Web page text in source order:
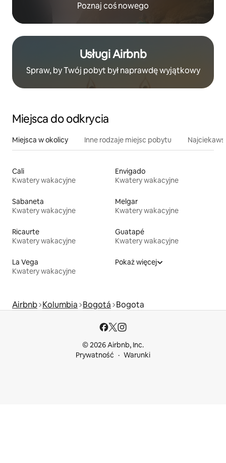
Poznaj coś nowego
Usługi Airbnb
Spraw, by Twój pobyt był naprawdę wyjątkowy
Miejsca do odkrycia
Miejsca w okolicy Inne rodzaje miejsc pobytu
Cali
Kwatery wakacyjne
Envigado
Kwatery wakacyjne
Sabaneta
Kwatery wakacyjne
Melgar
Kwatery wakacyjne
Ricaurte
Kwatery wakacyjne
Guatapé
Kwatery wakacyjne
La Vega
Kwatery wakacyjne
Pokaż więcej
Airbnb Kolumbia Bogotá Bogota
© 2026 Airbnb, Inc.
Prywatność
Warunki